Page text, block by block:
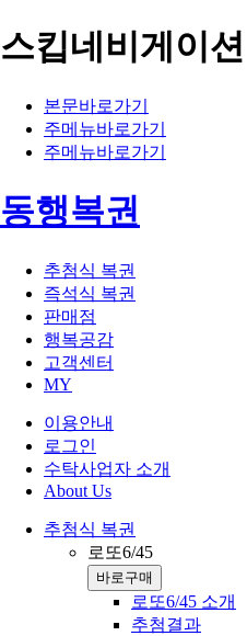
스킵네비게이션
본문바로가기
주메뉴바로가기
주메뉴바로가기
동행복권
추첨식 복권
즉석식 복권
판매점
행복공감
고객센터
MY
이용안내
로그인
수탁사업자 소개
About Us
추첨식 복권
로또6/45
바로구매
로또6/45 소개
추첨결과